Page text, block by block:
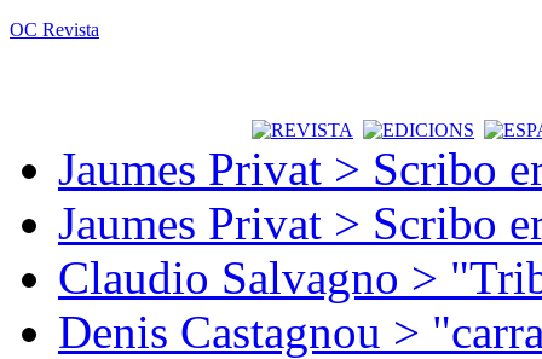
OC Revista
Jaumes Privat > Scribo
Jaumes Privat > Scribo
Claudio Salvagno >
Denis Castagnou >